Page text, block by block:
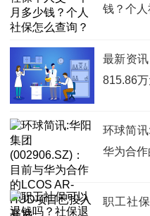
钱？个人
最新资
815.86
环球简
华为合
职工社